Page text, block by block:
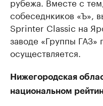
собеседнкиков «Ъ»,
Sprinter Classic на
заводе «Группы
осуществляется.
Нижегородская
национальном